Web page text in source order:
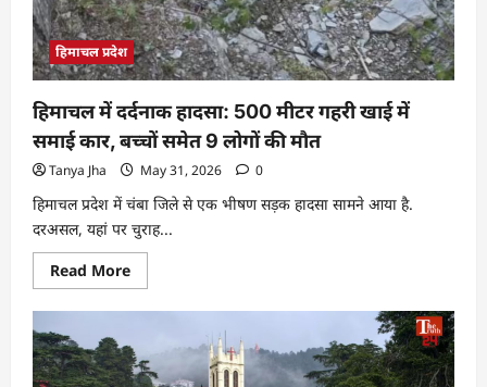
हिमाचल प्रदेश
हिमाचल में दर्दनाक हादसा: 500 मीटर गहरी खाई में
समाई कार, बच्चों समेत 9 लोगों की मौत
Tanya Jha May 31, 2026 0
हिमाचल प्रदेश में चंबा जिले से एक भीषण सड़क हादसा सामने आया है.
दरअसल, यहां पर चुराह...
Read More